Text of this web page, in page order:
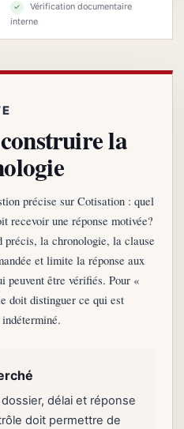
✓
Vérification documentaire
interne
la
précise sur Cotisation : quel
recevoir une réponse motivée?
précis, la chronologie, la clause
et limite la réponse aux
peuvent être vérifiés. Pour «
doit distinguer ce qui est
délai et réponse
doit permettre de